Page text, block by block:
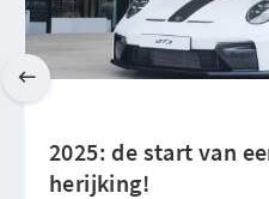
2025: de start van
herijking!